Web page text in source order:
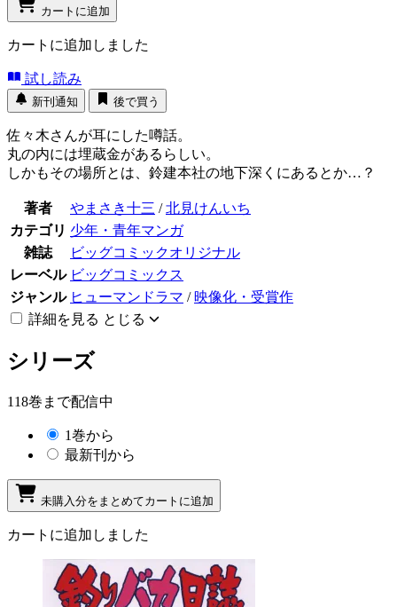
カートに追加
カートに追加しました
試し読み
新刊通知 後で買う
佐々木さんが耳にした噂話。
丸の内には埋蔵金があるらしい。
しかもその場所とは、鈴建本社の地下深くにあるとか…？
著者 やまさき十三 /北見けんいち
カテゴリ 少年・青年マンガ
雑誌
ビッグコミックオリジナル
レーベル ビッグコミックス
ジャンル ヒューマンドラマ / 映像化・受賞作
詳細を見る とじる
シリーズ
118巻まで配信中
1巻から
最新刊から
未購入分をまとめてカートに追加
カートに追加しました